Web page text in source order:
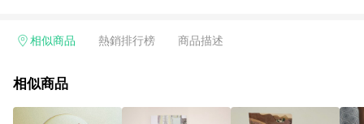
回饋訂單不得享有 Pinkoi 站方優惠，例如首購優惠，P coins，
行為，不具贈點資格，部分退款不在此限。 6. APP 請更新至
貨後 45 天後發送。 8. 群眾募資商品，禮物卡，開館保證金，補
相似商品 熱銷排行榜 商品描述
相似商品